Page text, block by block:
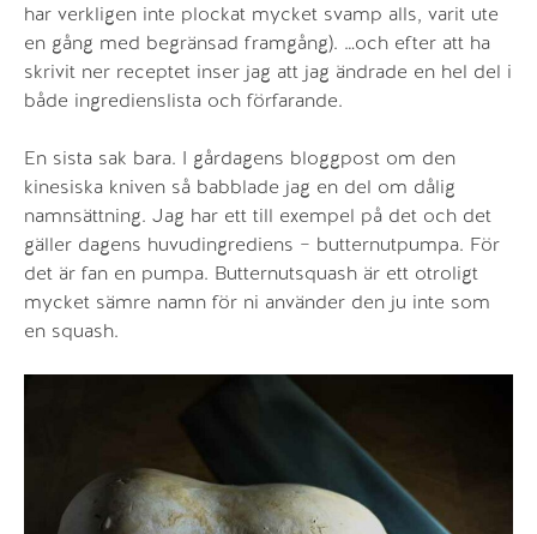
har verkligen inte plockat mycket svamp alls, varit ute
en gång med begränsad framgång). …och efter att ha
skrivit ner receptet inser jag att jag ändrade en hel del i
både ingredienslista och förfarande.
En sista sak bara. I gårdagens bloggpost om den
kinesiska kniven så babblade jag en del om dålig
namnsättning. Jag har ett till exempel på det och det
gäller dagens huvudingrediens – butternutpumpa. För
det är fan en pumpa. Butternutsquash är ett otroligt
mycket sämre namn för ni använder den ju inte som
en squash.